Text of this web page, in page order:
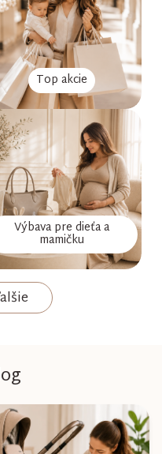
Top akcie
Výbava pre dieťa a
mamičku